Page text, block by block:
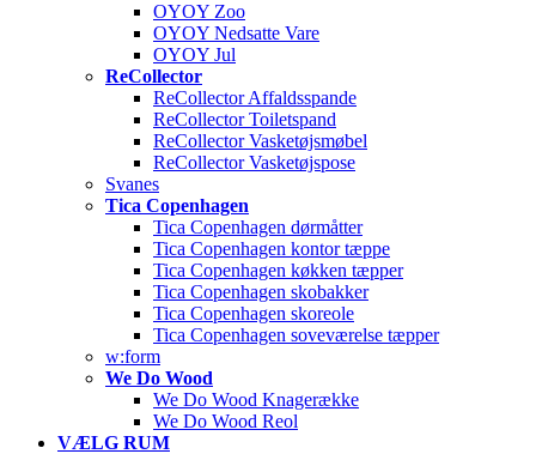
OYOY Zoo
OYOY Nedsatte Vare
OYOY Jul
ReCollector
ReCollector Affaldsspande
ReCollector Toiletspand
ReCollector Vasketøjsmøbel
ReCollector Vasketøjspose
Svanes
Tica Copenhagen
Tica Copenhagen dørmåtter
Tica Copenhagen kontor tæppe
Tica Copenhagen køkken tæpper
Tica Copenhagen skobakker
Tica Copenhagen skoreole
Tica Copenhagen soveværelse tæpper
w:form
We Do Wood
We Do Wood Knagerække
We Do Wood Reol
VÆLG RUM